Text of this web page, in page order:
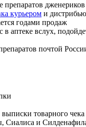
дженериков
курьером и
годами продаж
вслух,
почтой
товарного чека
Сиалиса и